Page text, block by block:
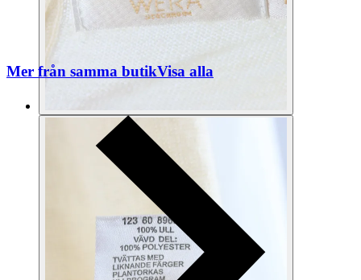
Mer från samma butikVisa alla